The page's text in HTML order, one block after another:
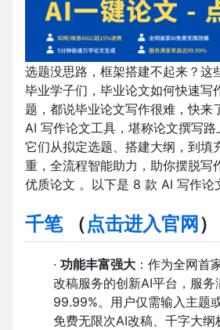
选题没思路，框架搭建不起来？这
毕业学子们，毕业论文如何快速写
题，都说毕业论文写作很难，快来
AI 写作论文工具，堪称论文撰写路
它们从拟定选题、搭建大纲，到填
重，全流程智能助力，助你摆脱写
优质论文 。以下是 8 款 AI 写作论
千笔 （点击进入官网 ）
· 功能丰富强大 ：作为全网首
改稿服务的创新AI平台，服务
99.99%。用户仅需输入主题
免费无限次AI改稿、千字大